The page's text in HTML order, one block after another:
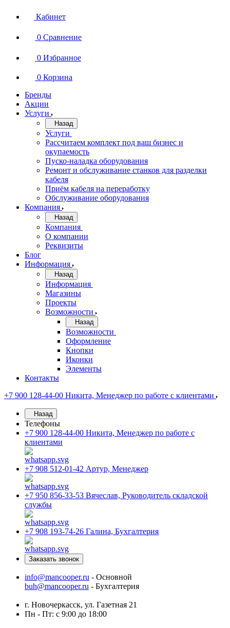
Кабинет
0 Сравнение
0 Избранное
0 Корзина
Бренды
Акции
Услуги
Назад
Услуги
Рассчитаем комплект под ваш бизнес и
окупаемость
Пуско-наладка оборудования
Ремонт и обслуживание станков для разделки
кабеля
Приём кабеля на переработку
Обслуживание оборудования
Компания
Назад
Компания
О компании
Реквизиты
Блог
Информация
Назад
Информация
Магазины
Проекты
Возможности
Назад
Возможности
Оформление
Кнопки
Иконки
Элементы
Контакты
+7 900 128-44-00 Никита, Менеджер по работе с клиентами
Назад
Телефоны
+7 900 128-44-00 Никита, Менеджер по работе с
клиентами
+7 908 512-01-42 Артур, Менеджер
+7 950 856-33-53 Вячеслав, Руководитель складской
службы
+7 908 193-74-26 Галина, Бухгалтерия
Заказать звонок
info@mancooper.ru - Основной
buh@mancooper.ru - Бухгалтерия
г. Новочеркасск, ул. Газетная 21
Пн - Пт: с 9:00 до 18:00